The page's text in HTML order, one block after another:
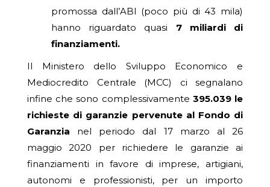
promossa dall’ABI (poco più di 43 mila)
hanno riguardato quasi 7 miliardi di
finanziamenti.
Il Ministero dello Sviluppo Economico e
Mediocredito Centrale (MCC) ci segnalano
infine che sono complessivamente 395.039 le
richieste di garanzie pervenute al Fondo di
Garanzia nel periodo dal 17 marzo al 26
maggio 2020 per richiedere le garanzie ai
finanziamenti in favore di imprese, artigiani,
autonomi e professionisti, per un importo